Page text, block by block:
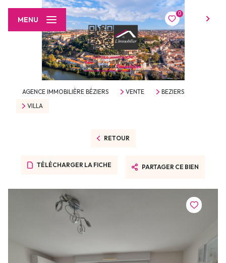
0
MENU
AGENCE IMMOBILIÈRE BÉZIERS VENTE
BEZIERS
VILLA
RETOUR
TÉLÉCHARGER LA FICHE PARTAGER CE BIEN